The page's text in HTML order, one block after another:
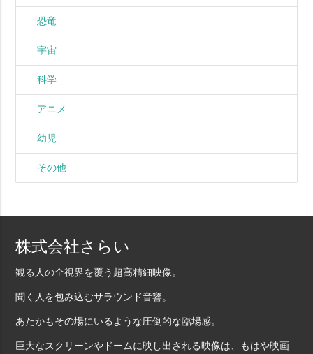
恐竜
宇宙
科学
アニメ
幼児
その他
株式会社さらい
観る人の全視界を覆う超高精細映像。
聞く人を包み込むサラウンド音響。
あたかもその場にいるような圧倒的な臨場感。
巨大なスクリーンやドームに映し出される映像は、もはや映画